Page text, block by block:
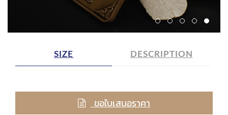
SIZE DESCRIPTION
ขอใบเสนอราคา